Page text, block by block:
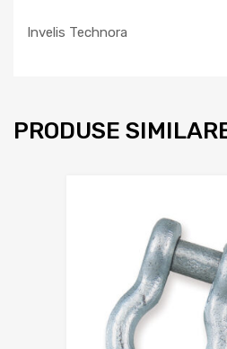
Invelis Technora
PRODUSE